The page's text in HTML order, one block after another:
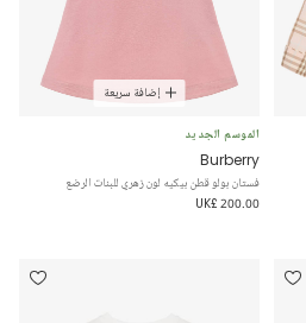
إضافة سريعة
الموسم الجديد
Burberry
فستان بولو قطن بيكيه لون زهري للبنات الرضع
UK£ 200.00